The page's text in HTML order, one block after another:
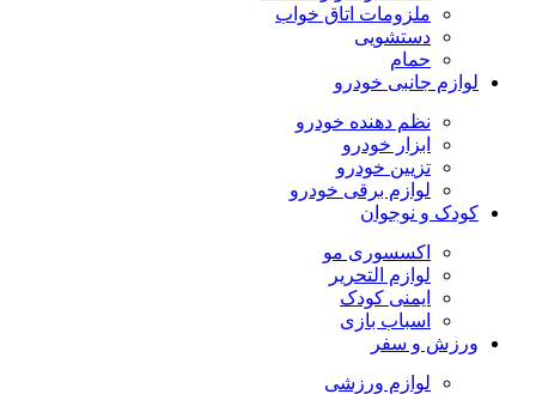
ملزومات اتاق خواب
دستشویی
حمام
لوازم جانبی خودرو
نظم دهنده خودرو
ابزار خودرو
تزیین خودرو
لوازم برقی خودرو
کودک و نوجوان
اکسسوری مو
لوازم التحریر
ایمنی کودک
اسباب بازی
ورزش و سفر
لوازم ورزشی